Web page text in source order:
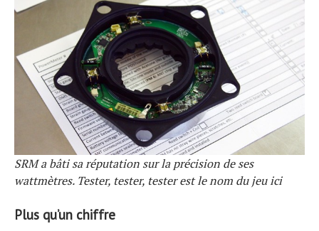
SRM a bâti sa réputation sur la précision de ses
wattmètres. Tester, tester, tester est le nom du jeu ici
Plus qu’un chiffre